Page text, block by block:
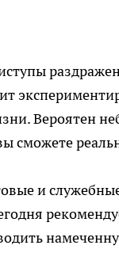
Вероятен
сможете
и